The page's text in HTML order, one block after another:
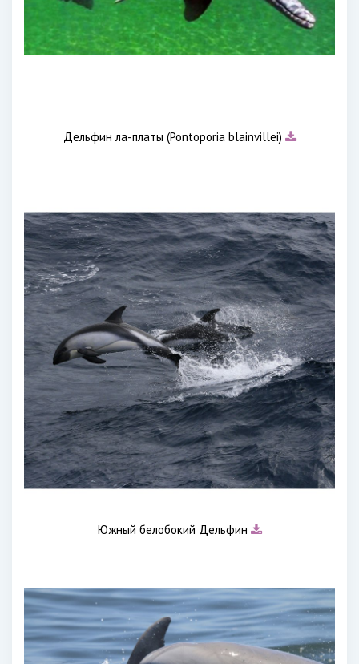
Дельфин ла-платы (Pontoporia blainvillei)
Южный белобокий Дельфин